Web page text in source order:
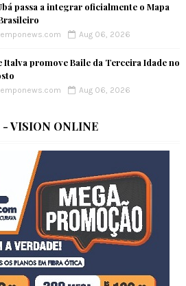
passa a integrar oficialmente o Mapa
Aug 06, 2026
Italva promove Baile da Terceira Idade no
Aug 06, 2026
- VISION ONLINE